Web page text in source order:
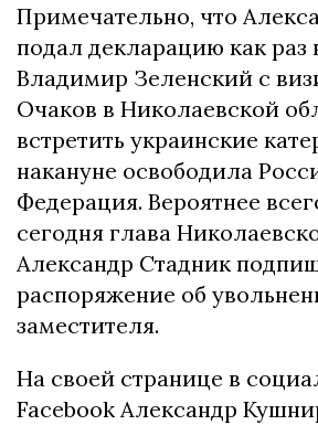
Примечательно, что
подал декларацию как раз
Владимир Зеленский с
Очаков в Николаевской
встретить украинские
накануне освободила
Федерация. Вероятнее
сегодня глава
Александр Стадник
распоряжение об
заместителя.
На своей странице в
Facebook Александр